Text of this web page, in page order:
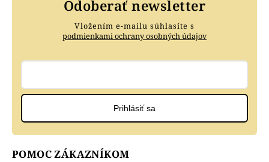
POMOC ZÁKAZNÍKOM
Odoberať newsletter
Vložením e-mailu súhlasíte s
podmienkami ochrany osobných údajov
Prihlásiť sa